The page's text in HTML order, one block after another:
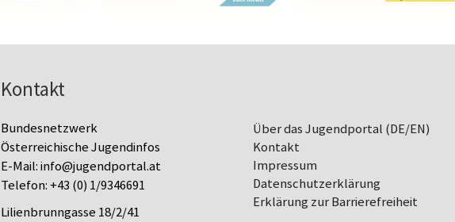
Kontakt
Bundesnetzwerk
Österreichische Jugendinfos
E-Mail:info@jugendportal.at
Telefon:+43 (0) 1/9346691
Lilienbrunngasse 18/2/41
Über das Jugendportal (DE/EN)
Kontakt
Impressum
Datenschutz­erklärung
Erklärung zur Barrierefreiheit